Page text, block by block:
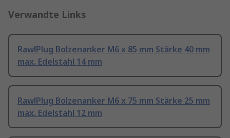
Verwandte Links
RawlPlug Bolzenanker M6 x 85 mm Stärke 40 mm
max. Edelstahl 14 mm
RawlPlug Bolzenanker M6 x 75 mm Stärke 25 mm
max. Edelstahl 12 mm